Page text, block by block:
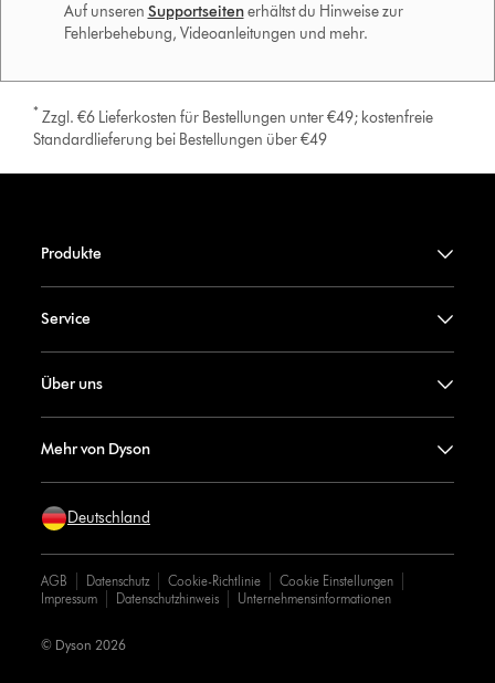
Auf unseren Supportseiten erhältst du Hinweise zur
Fehlerbehebung, Videoanleitungen und mehr.
* Zzgl. €6 Lieferkosten für Bestellungen unter €49; kostenfreie
Standardlieferung bei Bestellungen über €49
Produkte
Service
Über uns
Mehr von Dyson
Deutschland
AGB Datenschutz Cookie-Richtlinie
Cookie Einstellungen
Impressum
Datenschutzhinweis Unternehmensinformationen
© Dyson 2026